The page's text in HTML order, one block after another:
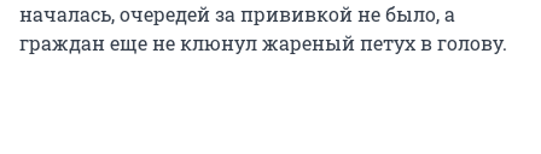
началась, очередей за прививкой не было, а
граждан еще не клюнул жареный петух в голову.